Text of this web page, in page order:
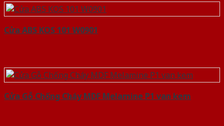
Cửa ABS KOS 101 W0901
Cửa Gỗ Chống Cháy MDF Melamine P1 van kem